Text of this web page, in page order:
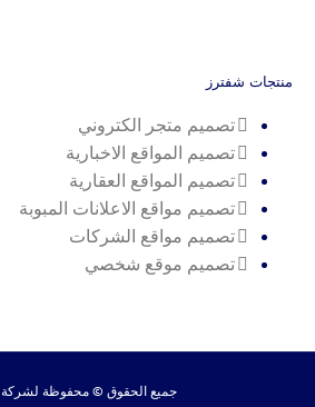
منتجات شفترز
تصميم متجر الكتروني
تصميم المواقع الاخبارية
تصميم المواقع العقارية
تصميم مواقع الاعلانات المبوبة
تصميم مواقع الشركات
تصميم موقع شخصي
جميع الحقوق © محفوظة لشركة